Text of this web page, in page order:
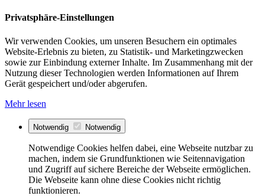
Privatsphäre-Einstellungen
Wir verwenden Cookies, um unseren Besuchern ein optimales
Website-Erlebnis zu bieten, zu Statistik- und Marketingzwecken
sowie zur Einbindung externer Inhalte. Im Zusammenhang mit der
Nutzung dieser Technologien werden Informationen auf Ihrem
Gerät gespeichert und/oder abgerufen.
Mehr lesen
Notwendig Notwendig
Notwendige Cookies helfen dabei, eine Webseite nutzbar zu
machen, indem sie Grundfunktionen wie Seitennavigation
und Zugriff auf sichere Bereiche der Webseite ermöglichen.
Die Webseite kann ohne diese Cookies nicht richtig
funktionieren.